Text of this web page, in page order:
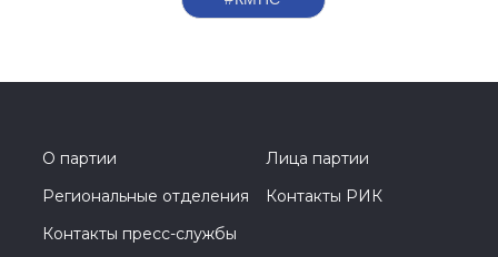
О партии
Лица партии
Региональные отделения
Контакты РИК
Контакты пресс-службы